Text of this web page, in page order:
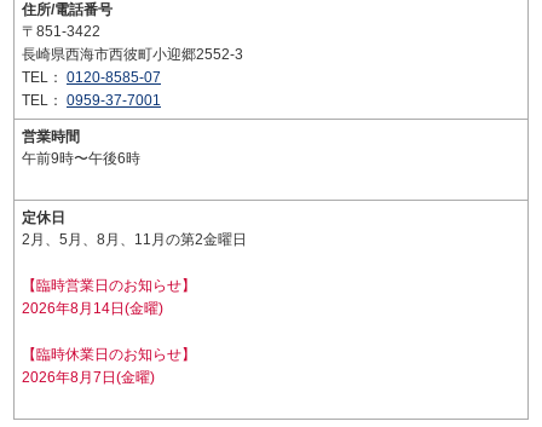
住所/電話番号
〒851-3422
長崎県西海市西彼町小迎郷2552-3
TEL： 0120-8585-07
TEL： 0959-37-7001
営業時間
午前9時〜午後6時
定休日
2月、5月、8月、11月の第2金曜日
【臨時営業日のお知らせ】
2026年8月14日(金曜)
【臨時休業日のお知らせ】
2026年8月7日(金曜)